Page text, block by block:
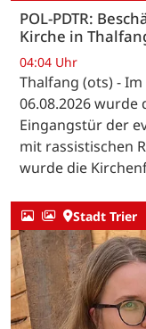
POL-PDTR:
Kirche in
04:04 Uhr
Thalfang (ots) -
06.08.2026
Eingangstür der
mit rassistischen
wurde die
Stadt Trier